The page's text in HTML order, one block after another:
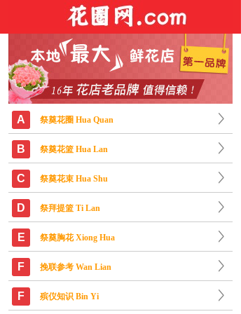
A 祭奠花圈 Hua Quan
B 祭奠花篮 Hua Lan
C 祭奠花束 Hua Shu
D 祭拜提篮 Ti Lan
E 祭奠胸花 Xiong Hua
F 挽联参考 Wan Lian
F 殡仪知识 Bin Yi